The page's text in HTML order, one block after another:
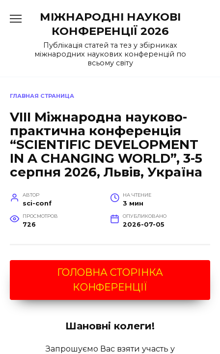
содержанию
МІЖНАРОДНІ НАУКОВІ
КОНФЕРЕНЦІЇ 2026
Публікація статей та тез у збірниках
міжнародних наукових конференцій по
всьому світу
ГЛАВНАЯ СТРАНИЦА
VIII Міжнародна науково-
практична конференція
“SCIENTIFIC DEVELOPMENT
IN A CHANGING WORLD”, 3-5
серпня 2026, Львів, Україна
АВТОР
sci-conf
НА ЧТЕНИЕ
3 мин
ПРОСМОТРОВ
726
ОПУБЛИКОВАНО
2026-07-05
ГОЛОВНА СТОРІНКА
КОНФЕРЕНЦІЇ
Шановні колеги!
Запрошуємо Вас взяти участь у